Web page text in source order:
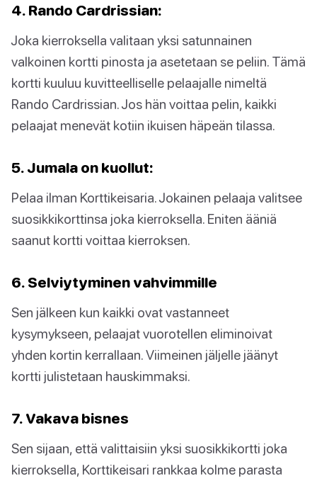
4. Rando Cardrissian:
Joka kierroksella valitaan yksi satunnainen
valkoinen kortti pinosta ja asetetaan se peliin. Tämä
kortti kuuluu kuvitteelliselle pelaajalle nimeltä
Rando Cardrissian. Jos hän voittaa pelin, kaikki
pelaajat menevät kotiin ikuisen häpeän tilassa.
5. Jumala on kuollut:
Pelaa ilman Korttikeisaria. Jokainen pelaaja valitsee
suosikkikorttinsa joka kierroksella. Eniten ääniä
saanut kortti voittaa kierroksen.
6. Selviytyminen vahvimmille
Sen jälkeen kun kaikki ovat vastanneet
kysymykseen, pelaajat vuorotellen eliminoivat
yhden kortin kerrallaan. Viimeinen jäljelle jäänyt
kortti julistetaan hauskimmaksi.
7. Vakava bisnes
Sen sijaan, että valittaisiin yksi suosikkikortti joka
kierroksella, Korttikeisari rankkaa kolme parasta